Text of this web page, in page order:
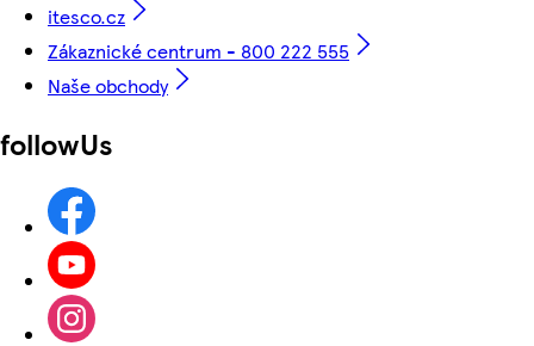
itesco.cz
Zákaznické centrum - 800 222 555
Naše obchody
followUs